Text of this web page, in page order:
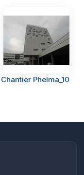
Chantier Phelma_10